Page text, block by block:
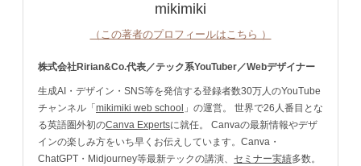
mikimiki
（この著者のプロフィールはこちら ）
株式会社Ririan&Co.代表／テック系YouTuber／Webデザイナー
生成AI・デザイン・SNS等を発信する登録者数30万人のYouTube
チャンネル「 mikimiki web school 」の運営。 世界で26人番目とな
る英語圏外初のCanva Expertsに就任。 Canvaの最新情報やデザ
インの楽しみ方をいち早くお伝えしています。Canva・
ChatGPT・Midjourney等最新テックの講演、 セミナー実績多数。